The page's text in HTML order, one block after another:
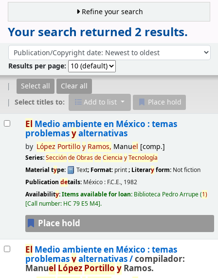
Refine your search
Your search returned 2 results.
Sort by:
Results per page:
Select all
Clear all
Select titles to:
Add to list Place hold
El Medio ambiente en México : temas
problemasyalternativas
by López Portilloy Ramos, Manuel [comp.]
Series:SeccióndeObrasdeCiencia yTecnología
Material type: Text; Format: print; Literaryform: Not fiction
Publication details: México : F.C.E., 1982
Availability:Items available for loan: Biblioteca Pedro Arrupe(1)
Call number: HC 79 E5 M4 .
Place hold
El Medio ambiente en México : temas
problemasyalternativas /compilador:
Manuel López Portillo yRamos.